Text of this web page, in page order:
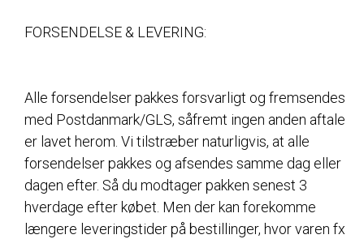
FORSENDELSE & LEVERING:
Alle forsendelser pakkes forsvarligt og fremsendes
med Postdanmark/GLS, såfremt ingen anden aftale
er lavet herom. Vi tilstræber naturligvis, at alle
forsendelser pakkes og afsendes samme dag eller
dagen efter. Så du modtager pakken senest 3
hverdage efter købet. Men der kan forekomme
længere leveringstider på bestillinger, hvor varen fx